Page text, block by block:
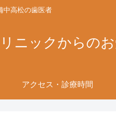
中高松の歯医者
ニックからの
アクセス・診療時間